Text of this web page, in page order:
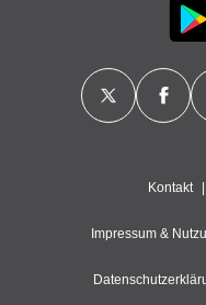
Kontakt
Impressum &